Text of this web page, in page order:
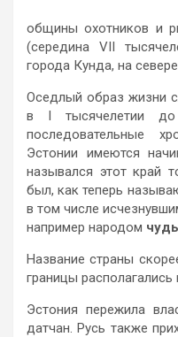
общины охотников и
(середина VII
города Кунда, на
Оседлый образ жизни
в I тысячелетии
последовательные
Эстонии имеются
назывался этот край
был, как теперь
в том числе
например народом чудь
Название страны
границы располагались
Эстония пережила
датчан. Русь также